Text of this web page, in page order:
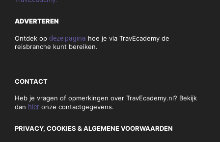
ADVERTEREN
Ontdek op deze pagina hoe je via TravEcademy de
reisbranche kunt bereiken.
CONTACT
Heb je vragen of opmerkingen over TravEcademy.nl? Bekijk
dan hier onze contactgegevens.
PRIVACY, COOKIES & ALGEMENE VOORWAARDEN